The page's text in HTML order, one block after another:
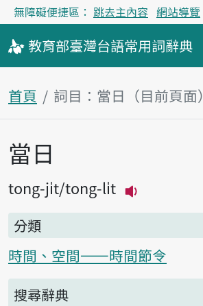
無障礙便捷區： 跳去主內容 網站導覽
教育部臺灣台語常用詞辭典
首頁 詞目：當日（目前頁面）
主內容區塊
當日
tong-ji̍t tong-li̍t
分類
時間、空間——時間節令
搜尋辭典